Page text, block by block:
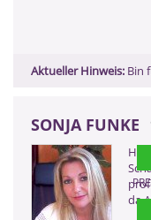
Aktueller Hinweis: Bin
SONJA FUNKE
da